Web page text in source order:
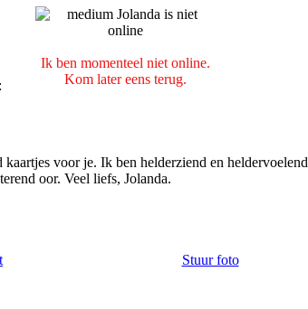
Ik ben momenteel niet online.
Kom later eens terug.
voor je. Ik ben helderziend en heldervoelend
oor. Veel liefs, Jolanda.
Stuur foto